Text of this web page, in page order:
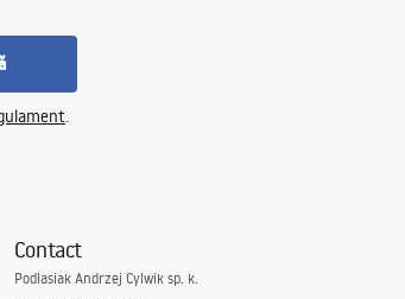
.
Contact
Podlasiak Andrzej Cylwik sp. k.